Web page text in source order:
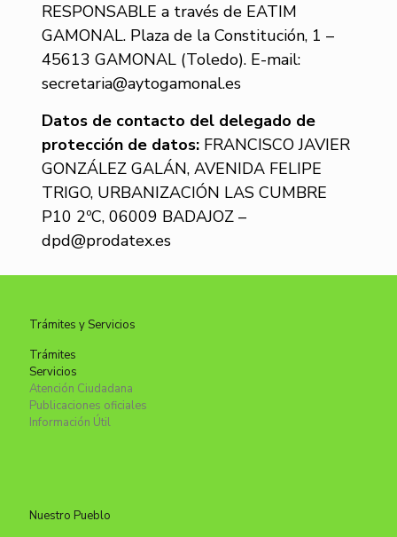
RESPONSABLE a través de EATIM
GAMONAL. Plaza de la Constitución, 1 –
45613 GAMONAL (Toledo). E-mail:
secretaria@aytogamonal.es
Datos de contacto del delegado de
protección de datos: FRANCISCO JAVIER
GONZÁLEZ GALÁN, AVENIDA FELIPE
TRIGO, URBANIZACIÓN LAS CUMBRE
P10 2ºC, 06009 BADAJOZ –
dpd@prodatex.es
Trámites y Servicios
Trámites
Servicios
Atención Ciudadana
Publicaciones oficiales
Información Útil
Nuestro Pueblo